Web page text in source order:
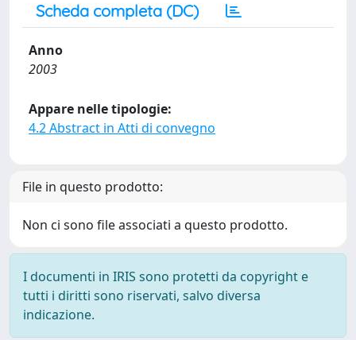
Scheda completa (DC)
Anno
2003
Appare nelle tipologie:
4.2 Abstract in Atti di convegno
File in questo prodotto:
Non ci sono file associati a questo prodotto.
I documenti in IRIS sono protetti da copyright e
tutti i diritti sono riservati, salvo diversa
indicazione.